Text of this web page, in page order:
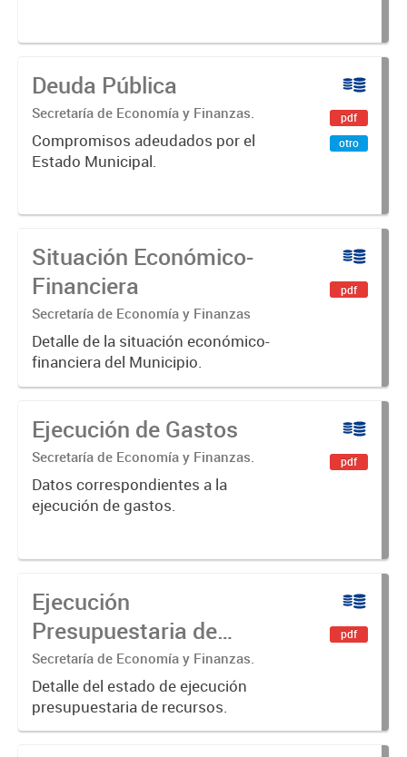
Deuda Pública
Secretaría de Economía y Finanzas.
Compromisos adeudados por el
Estado Municipal.
pdf
otro
Situación Económico-
Financiera
Secretaría de Economía y Finanzas
Detalle de la situación económico-
financiera del Municipio.
pdf
Ejecución de Gastos
Secretaría de Economía y Finanzas.
Datos correspondientes a la
ejecución de gastos.
pdf
Ejecución
Presupuestaria de
Recursos
Secretaría de Economía y Finanzas.
Detalle del estado de ejecución
presupuestaria de recursos.
pdf